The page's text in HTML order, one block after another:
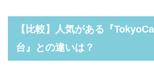
【比較】人気がある『
台』との違いは？